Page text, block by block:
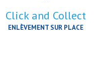
Click and Collect
ENLÈVEMENT SUR PLACE